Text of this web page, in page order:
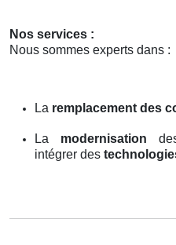
Nos services :
Nous sommes experts dans :
La remplacement des
La modernisation
intégrer des